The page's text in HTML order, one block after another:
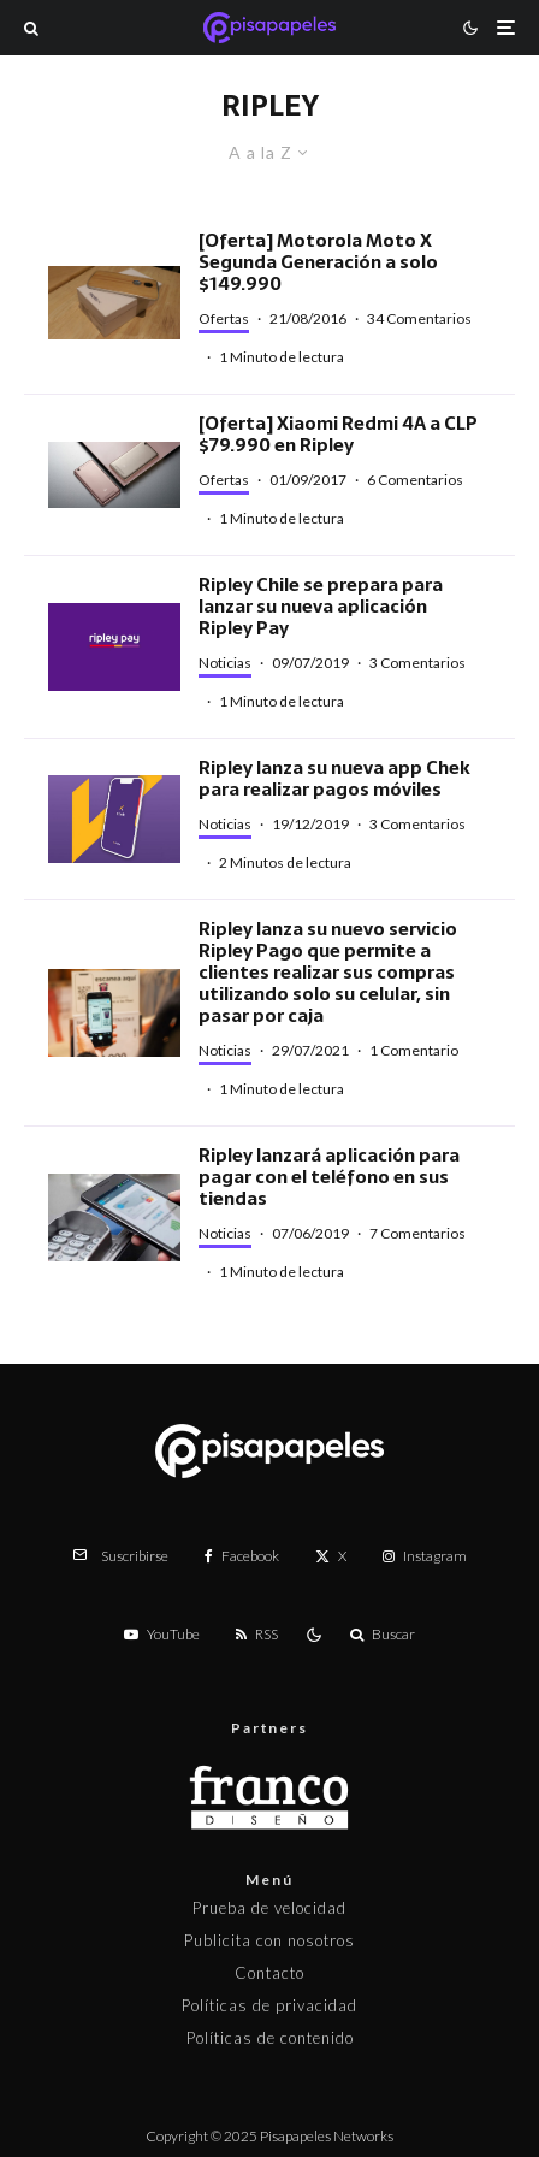
RIPLEY
A a la Z
[Oferta] Motorola Moto X
Segunda Generación a solo
$149.990
Ofertas · 21/08/2016 · 34 Comentarios
· 1 Minuto de lectura
[Oferta] Xiaomi Redmi 4A a CLP
$79.990 en Ripley
Ofertas · 01/09/2017 · 6 Comentarios
· 1 Minuto de lectura
Ripley Chile se prepara para
lanzar su nueva aplicación
Ripley Pay
Noticias · 09/07/2019 · 3 Comentarios
· 1 Minuto de lectura
Ripley lanza su nueva app Chek
para realizar pagos móviles
Noticias · 19/12/2019 · 3 Comentarios
· 2 Minutos de lectura
Ripley lanza su nuevo servicio
Ripley Pago que permite a
clientes realizar sus compras
utilizando solo su celular, sin
pasar por caja
Noticias · 29/07/2021 · 1 Comentario
· 1 Minuto de lectura
Ripley lanzará aplicación para
pagar con el teléfono en sus
tiendas
Noticias · 07/06/2019 · 7 Comentarios
· 1 Minuto de lectura
Suscribirse Facebook X Instagram
YouTube RSS Buscar
Partners
Menú
Prueba de velocidad
Publicita con nosotros
Contacto
Políticas de privacidad
Políticas de contenido
Copyright © 2025 Pisapapeles Networks